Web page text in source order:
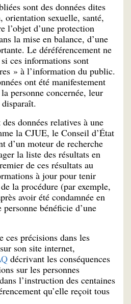
sont des données dites
sexuelle, santé,
l’objet d’une protection
la mise en balance, d’une
Le déréférencement ne
ces informations sont
» à l’information du public.
ont été manifestement
personne concernée, leur
données relatives à une
la CJUE, le Conseil d’État
d’un moteur de recherche
la liste des résultats en
de ces résultats au
à jour pour tenir
la procédure (par exemple,
avoir été condamnée en
bénéficie d’une
précisions dans les
son site internet,
décrivant les conséquences
sur les personnes
l’instruction des centaines
qu’elle reçoit tous